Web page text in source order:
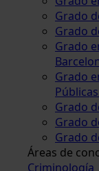
Grado
Grado
Grado
Grado
Grado
Grado
Grado
Áreas de
Criminología